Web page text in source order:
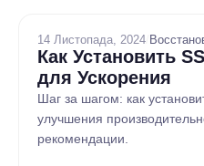
14 Листопада, 2024
Как Установить
для Ускорения
Шаг за шагом: как
улучшения
рекомендации.